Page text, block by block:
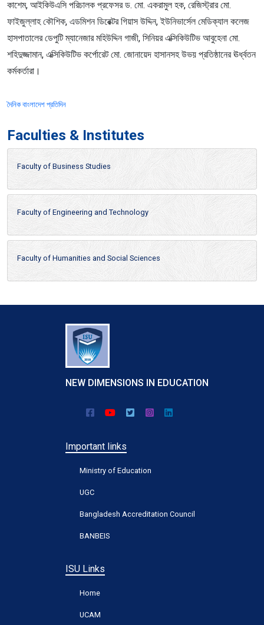
কাশেম, আইকিউএসি পরিচালক প্রফেসর ড. মো. একরামুল হক, রেজিস্ট্রার মো.
ফাইজুল্লাহ কৌশিক, এডমিশন ডিরেক্টর গিয়াস উদ্দিন, ইউনিভার্সেল মেডিক্যাল কলেজ
হাসপাতালের ডেপুটি ম্যানেজার মহিউদ্দিন গাজী, সিনিয়র এক্সিকিউটিভ আবুহেনা মো.
শহিদুজ্জামান, এক্সিকিউটিভ কর্পোরেট মো. জোনায়েদ হাসানসহ উভয় প্রতিষ্ঠানের ঊর্ধ্বতন
কর্মকর্তারা।
দৈনিক বাংলাদেশ প্রতিদিন
Faculties & Institutes
Faculty of Business Studies
Faculty of Engineering and Technology
Faculty of Humanities and Social Sciences
NEW DIMENSIONS IN EDUCATION
Important links
Ministry of Education
UGC
Bangladesh Accreditation Council
BANBEIS
ISU Links
Home
UCAM